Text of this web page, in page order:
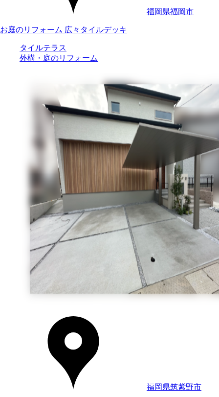
福岡県福岡市
お庭のリフォーム 広々タイルデッキ
タイルテラス
外構・庭のリフォーム
福岡県筑紫野市